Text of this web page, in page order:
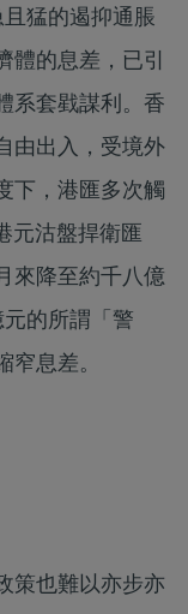
猛的遏抑通脹
的息差，已引
系套戥謀利。香
由出入，受境外
下，港匯多次觸
元沽盤捍衛匯
來降至約千八億
的所謂「警
息差。
策也難以亦步亦